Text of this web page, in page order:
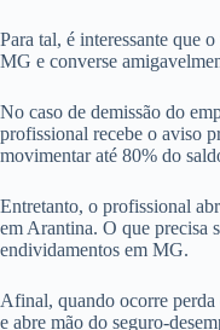
Para tal, é interessante que
MG e converse
No caso de demissão do
profissional recebe o aviso
movimentar até 80% do
Entretanto, o profissional
em Arantina. O que precisa
endividamentos em MG.
Afinal, quando ocorre
e abre mão do seguro-